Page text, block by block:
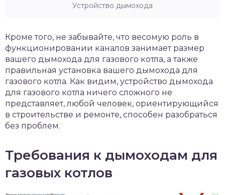
Устройство дымохода
Кроме того, не забывайте, что весомую роль в
функционировании каналов занимает размер
вашего дымохода для газового котла, а также
правильная установка вашего дымохода для
газового котла. Как видим, устройство дымохода
для газового котла ничего сложного не
представляет, любой человек, ориентирующийся
в строительстве и ремонте, способен разобраться
без проблем.
Требования к дымоходам для
газовых котлов